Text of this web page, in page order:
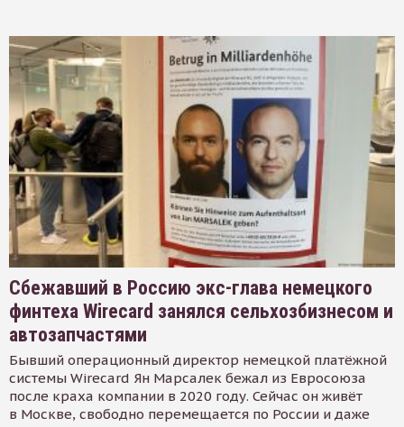
Сбежавший в Россию экс-глава немецкого
финтеха Wirecard занялся сельхозбизнесом и
автозапчастями
Бывший операционный директор немецкой платёжной
системы Wirecard Ян Марсалек бежал из Евросоюза
после краха компании в 2020 году. Сейчас он живёт
в Москве, свободно перемещается по России и даже